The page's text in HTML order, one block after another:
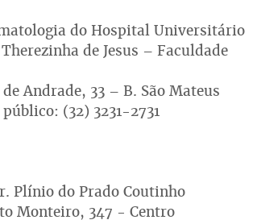
do Hospital Universitário
de Jesus – Faculdade
Andrade, 33 – B. São Mateus
(32) 3231-2731
Plínio do Prado Coutinho
Monteiro, 347 - Centro